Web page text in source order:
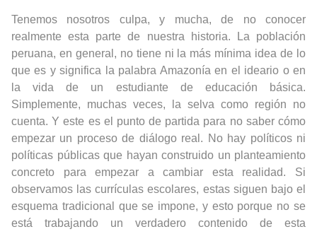
Tenemos nosotros culpa, y mucha, de no conocer
realmente esta parte de nuestra historia. La población
peruana, en general, no tiene ni la más mínima idea de lo
que es y significa la palabra Amazonía en el ideario o en
la vida de un estudiante de educación básica.
Simplemente, muchas veces, la selva como región no
cuenta. Y este es el punto de partida para no saber cómo
empezar un proceso de diálogo real. No hay políticos ni
políticas públicas que hayan construido un planteamiento
concreto para empezar a cambiar esta realidad. Si
observamos las currículas escolares, estas siguen bajo el
esquema tradicional que se impone, y esto porque no se
está trabajando un verdadero contenido de esta